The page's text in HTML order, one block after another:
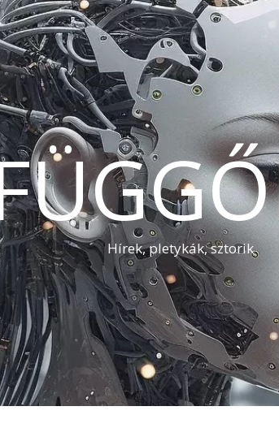
Hírek, pletykák, sztorik